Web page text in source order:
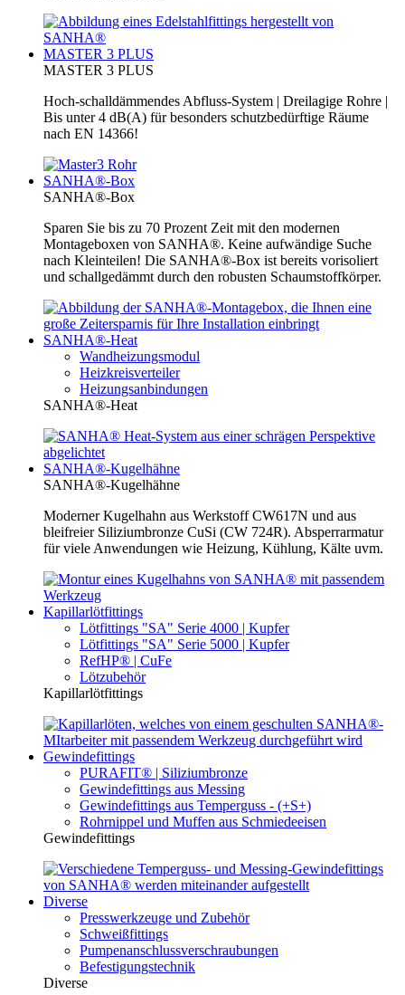
MASTER 3 PLUS
MASTER 3 PLUS
Hoch-schalldämmendes Abfluss-System | Dreilagige Rohre |
Bis unter 4 dB(A) für besonders schutzbedürftige Räume
nach EN 14366!
SANHA®-Box
SANHA®-Box
Sparen Sie bis zu 70 Prozent Zeit mit den modernen
Montageboxen von SANHA®. Keine aufwändige Suche
nach Kleinteilen! Die SANHA®-Box ist bereits vorisoliert
und schallgedämmt durch den robusten Schaumstoffkörper.
SANHA®-Heat
Wandheizungsmodul
Heizkreisverteiler
Heizungsanbindungen
SANHA®-Heat
SANHA®-Kugelhähne
SANHA®-Kugelhähne
Moderner Kugelhahn aus Werkstoff CW617N und aus
bleifreier Siliziumbronze CuSi (CW 724R). Absperrarmatur
für viele Anwendungen wie Heizung, Kühlung, Kälte uvm.
Kapillarlötfittings
Lötfittings "SA" Serie 4000 | Kupfer
Lötfittings "SA" Serie 5000 | Kupfer
RefHP® | CuFe
Lötzubehör
Kapillarlötfittings
Gewindefittings
PURAFIT® | Siliziumbronze
Gewindefittings aus Messing
Gewindefittings aus Temperguss - (+S+)
Rohrnippel und Muffen aus Schmiedeeisen
Gewindefittings
Diverse
Presswerkzeuge und Zubehör
Schweißfittings
Pumpenanschlussverschraubungen
Befestigungstechnik
Diverse